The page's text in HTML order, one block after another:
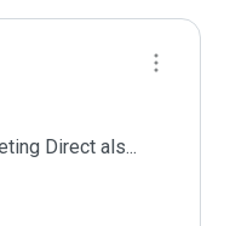
Direct als...